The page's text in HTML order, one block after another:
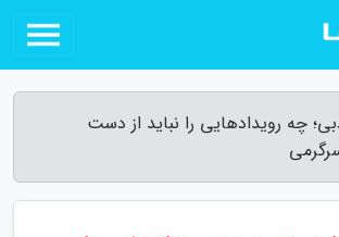
چه رویدادهایی را نباید از دست